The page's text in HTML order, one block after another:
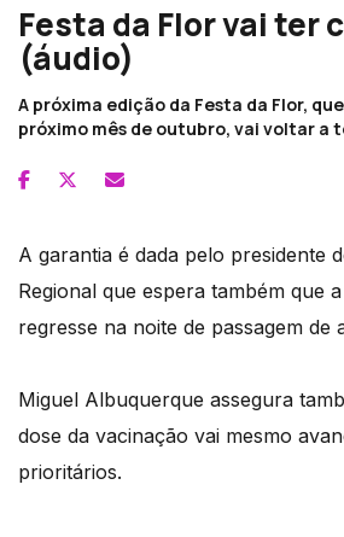
Festa da Flor vai ter
(áudio)
A próxima edição da Festa da Flor,
próximo mês de outubro, vai voltar a
A garantia é dada pelo presidente
Regional que espera também que
regresse na noite de passagem de
Miguel Albuquerque assegura
dose da vacinação vai mesmo
prioritários.